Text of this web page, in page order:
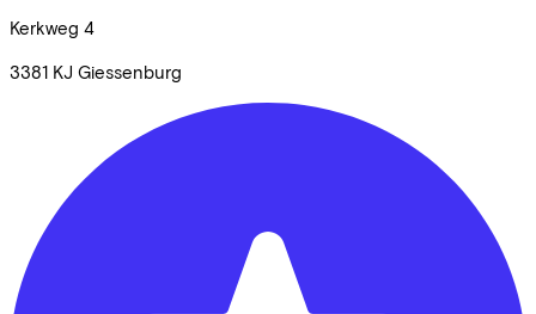
Kerkweg 4
3381 KJ Giessenburg